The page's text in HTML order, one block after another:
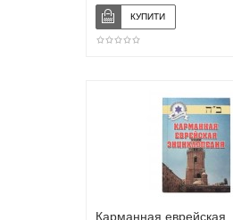
Карманная еврейская